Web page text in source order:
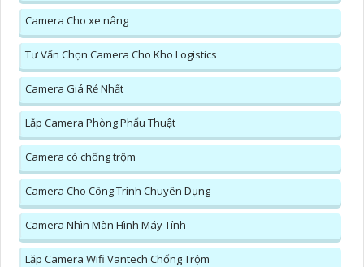
Camera Cho xe nâng
Tư Vấn Chọn Camera Cho Kho Logistics
Camera Giá Rẻ Nhất
Lắp Camera Phòng Phẩu Thuật
Camera có chống trộm
Camera Cho Công Trình Chuyên Dụng
Camera Nhìn Màn Hình Máy Tính
Lăp Camera Wifi Vantech Chống Trộm